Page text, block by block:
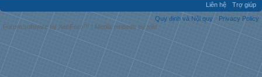
Liên hệ
Trợ giúp
Quy định và Nội quy
Privacy Policy
Forum software by XenForo™ | Media embeds by s9e